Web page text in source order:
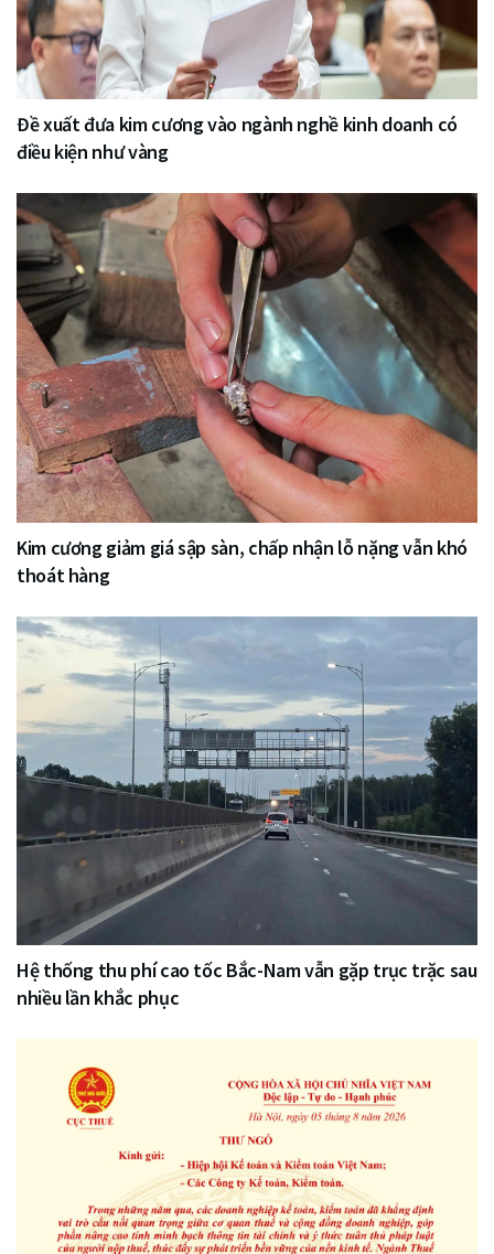
Đề xuất đưa kim cương vào ngành nghề kinh doanh có
điều kiện như vàng
Kim cương giảm giá sập sàn, chấp nhận lỗ nặng vẫn khó
thoát hàng
Hệ thống thu phí cao tốc Bắc-Nam vẫn gặp trục trặc sau
nhiều lần khắc phục